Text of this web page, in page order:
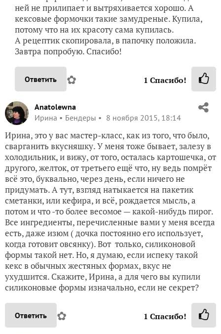
ней не прилипает и вытряхивается хорошо. А
кексовые формочки такие замудреные. Купила,
потому что на их красоту сама купилась.
А рецептик скопировала, в папочку положила.
Завтра попробую. Спасибо!
Ответить ✿ 1 Спасибо!
Anatolewna
Ирина
Бендеры 8 ноября 2015, 18:14
Ирина, это у вас мастер-класс, как из того, что было,
сварганить вкусняшку. У меня тоже бывает, залезу в
холодильник, и вижу, от того, осталась картошечка, от
другого, желток, от третьего ещё что, ну ведь помрёт
всё это, буквально, через день, если ничего не
придумать. А тут, взгляд натыкается на пакетик
сметанки, или кефира, и всё, рождается мысль, а
потом и что -то более весомое — какой-нибудь пирог.
Все ингредиенты, перечисленные вами у меня всегда
есть, даже изюм ( дочка постоянно его использует,
когда готовит овсянку). Вот только, силиконовой
формы такой нет. Но, я думаю, если испеку такой
кекс в обычных жестяных формах, вкус не
ухудшится. Скажите, Ирина, а для чего вы купили
силиконовые формы изначально, если не секрет?
Ответить ✿ 1 Спасибо!